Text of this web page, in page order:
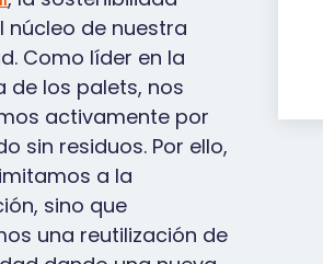
núcleo de nuestra
Como líder en la
de los palets, nos
activamente por
sin residuos. Por ello,
a la
sino que
una reutilización de